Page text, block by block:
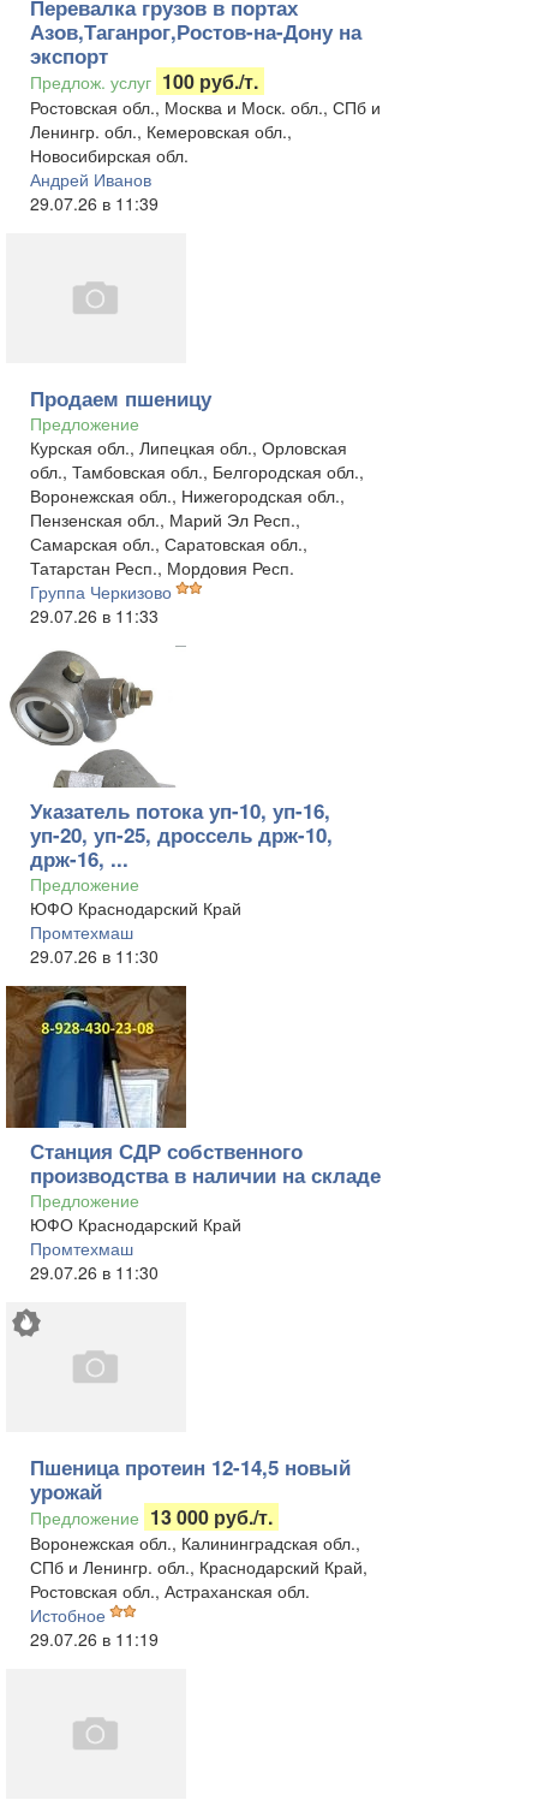
Перевалка грузов в портах
Азов,Таганрог,Ростов-на-Дону на
экспорт
Предлож. услуг 100 руб./т.
Ростовская обл., Москва и Моск. обл., СПб и
Ленингр. обл., Кемеровская обл.,
Новосибирская обл.
Андрей Иванов
29.07.26 в 11:39
Продаем пшеницу
Предложение
Курская обл., Липецкая обл., Орловская
обл., Тамбовская обл., Белгородская обл.,
Воронежская обл., Нижегородская обл.,
Пензенская обл., Марий Эл Респ.,
Самарская обл., Саратовская обл.,
Татарстан Респ., Мордовия Респ.
Группа Черкизово
29.07.26 в 11:33
Указатель потока уп-10, уп-16,
уп-20, уп-25, дроссель држ-10,
држ-16, ...
Предложение
ЮФО Краснодарский Край
Промтехмаш
29.07.26 в 11:30
Станция СДР собственного
производства в наличии на складе
Предложение
ЮФО Краснодарский Край
Промтехмаш
29.07.26 в 11:30
Пшеница протеин 12-14,5 новый
урожай
Предложение 13 000 руб./т.
Воронежская обл., Калининградская обл.,
СПб и Ленингр. обл., Краснодарский Край,
Ростовская обл., Астраханская обл.
Истобное
29.07.26 в 11:19